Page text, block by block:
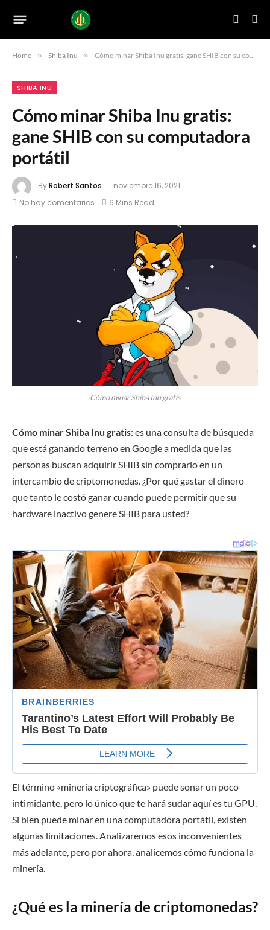
Home » Shiba Inu » Cómo minar Shiba Inu gratis: gane SHIB con su computadora portátil
SHIBA INU
Cómo minar Shiba Inu gratis:
gane SHIB con su computadora
portátil
ByRobert Santos
noviembre 16, 2021
No hay comentarios
6 Mins Read
Cómo minar Shiba Inu gratis
Cómo minar Shiba Inu gratis: es una consulta de búsqueda
que está ganando terreno en Google a medida que las
personas buscan adquirir SHIB sin comprarlo en un
intercambio de criptomonedas. ¿Por qué gastar el dinero
que tanto le costó ganar cuando puede permitir que su
hardware inactivo genere SHIB para usted?
El término «minería criptográfica» puede sonar un poco
intimidante, pero lo único que te hará sudar aquí es tu GPU.
Si bien puede minar en una computadora portátil, existen
algunas limitaciones. Analizaremos esos inconvenientes
más adelante, pero por ahora, analicemos cómo funciona la
minería.
¿Qué es la minería de criptomonedas?